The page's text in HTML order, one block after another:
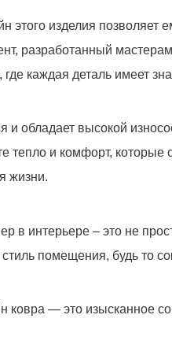
этого изделия позволяет
разработанный
каждая деталь имеет
и обладает высокой
тепло и комфорт, которые
жизни.
в интерьере – это не
стиль помещения, будь то
ковра — это изысканное
Ковер 5130
передадим ваш телефон